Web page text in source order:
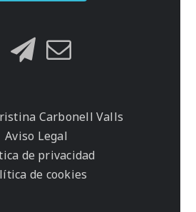
Carbonell Valls
Aviso Legal
de privacidad
de cookies